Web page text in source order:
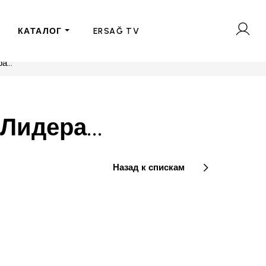
КАТАЛОГ ERSAĞ TV
Назад к спискам